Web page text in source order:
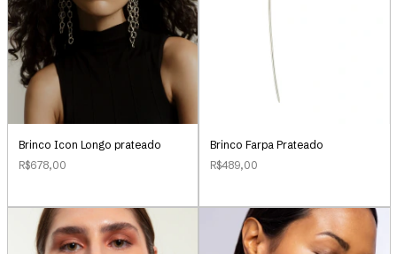
Brinco Icon Longo prateado
R$678,00
Brinco Farpa Prateado
R$489,00